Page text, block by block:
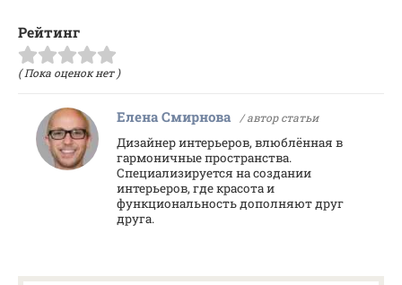
Рейтинг
( Пока оценок нет )
Елена Смирнова / автор статьи
Дизайнер интерьеров, влюблённая в
гармоничные пространства.
Специализируется на создании
интерьеров, где красота и
функциональность дополняют друг
друга.